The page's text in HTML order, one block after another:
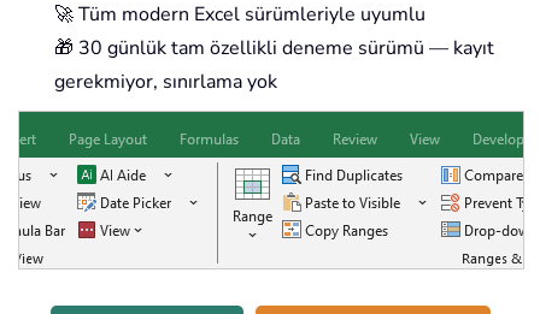
🚀 Tüm modern Excel sürümleriyle uyumlu
🎁 30 günlük tam özellikli deneme sürümü — kayıt
gerekmiyor, sınırlama yok